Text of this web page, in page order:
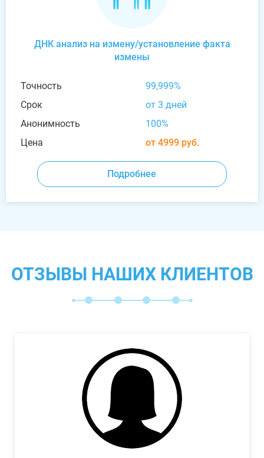
ДНК анализ на измену/установление факта
измены
Точность
99,999%
Срок
от 3 дней
Анонимность
100%
Цена
от 4999 руб.
Подробнее
ОТЗЫВЫ НАШИХ КЛИЕНТОВ